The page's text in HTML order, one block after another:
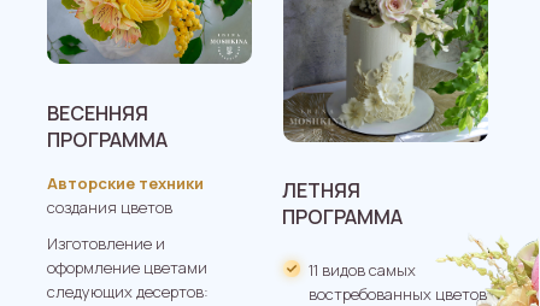
ВЕСЕННЯЯ
ПРОГРАММА
Авторские техники
создания цветов
Изготовление и
оформление цветами
следующих десертов:
ЛЕТНЯЯ
ПРОГРАММА
11 видов самых
востребованных цветов